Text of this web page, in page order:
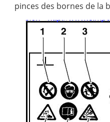
pinces des bornes de la